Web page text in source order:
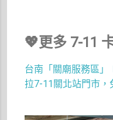
💖更多 7-11
台南「關廟服務區
拉7-11關北站門市，